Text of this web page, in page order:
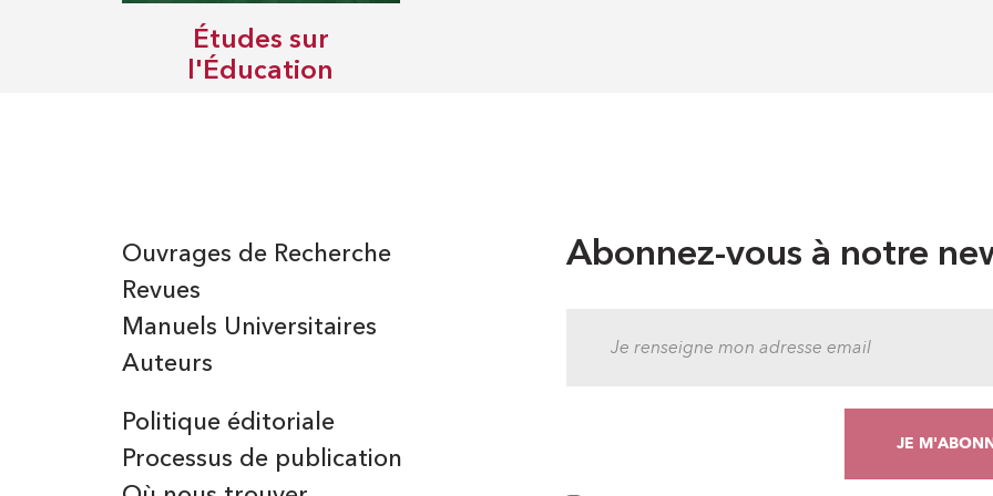
Études sur
l'Éducation
Abonnez-vous à notre
Auteurs
Manuels Universitaires
Ouvrages de Recherche
Revues
Politique éditoriale
Processus de publication